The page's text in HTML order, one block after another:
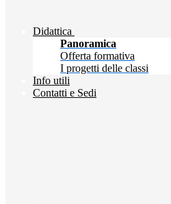
Didattica
Panoramica
Offerta formativa
I progetti delle classi
Info utili
Contatti e Sedi